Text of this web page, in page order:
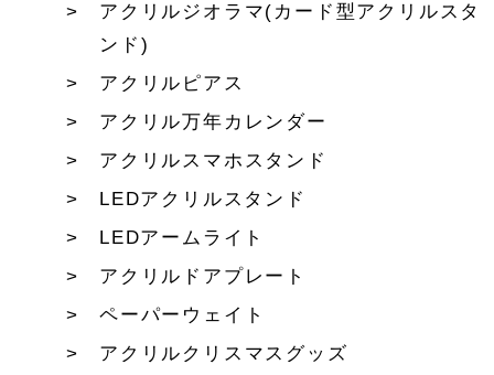
アクリルジオラマ(カード型アクリルスタ
ンド)
アクリルピアス
アクリル万年カレンダー
アクリルスマホスタンド
LEDアクリルスタンド
LEDアームライト
アクリルドアプレート
ペーパーウェイト
アクリルクリスマスグッズ